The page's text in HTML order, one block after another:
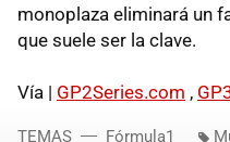
monoplaza eliminará un
que suele ser la clave.
Vía | GP2Series.com ,
TEMAS Fórmula1